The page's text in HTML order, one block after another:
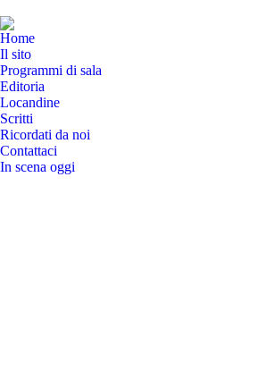
Home
Il sito
Programmi di sala
Editoria
Locandine
Scritti
Ricordati da noi
Contattaci
In scena oggi